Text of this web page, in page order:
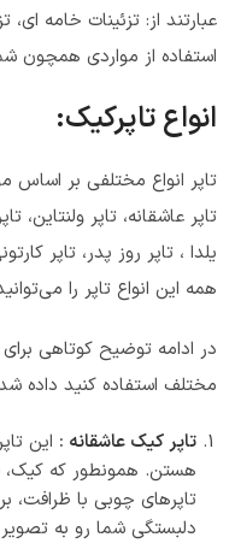
عبارتند از: تزئینات خامه ای،
استفاده از مواردی همچون
انواع تاپرکیک:
تاپر انواع مختلفی بر اساس
تاپر عاشقانه، تاپر ولنتاین،
یلدا ، تاپر روز پدر، تاپر
همه این انواع تاپر را
در ادامه توضیح کوتاهی
مختلف استفاده کنید داده
تاپر کیک عاشقانه : این
هستن. همونطور که کیک،
تاپرهای چوبی با
دلبستگی شما رو به